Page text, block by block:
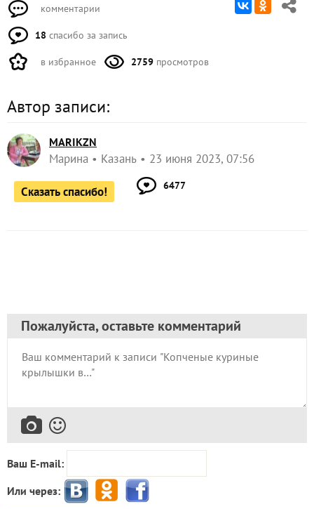
комментарии
18 спасибо за запись
в избранное 2759 просмотров
Автор записи:
MARIKZN
Марина Казань 23 июня 2023, 07:56
Сказать спасибо! 6477
Пожалуйста, оставьте комментарий
Ваш E-mail:
Или через: